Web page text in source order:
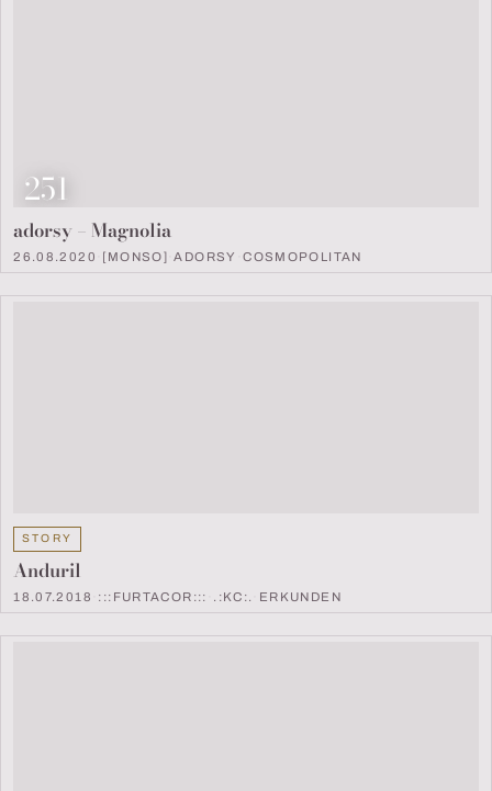
Look Nummer
251
adorsy – Magnolia
26.08.2020 [MONSO] ·ADORSY ·COSMOPOLITAN
STORY
Anduril
18.07.2018 :::FURTACOR::: .:KC:. ERKUNDEN